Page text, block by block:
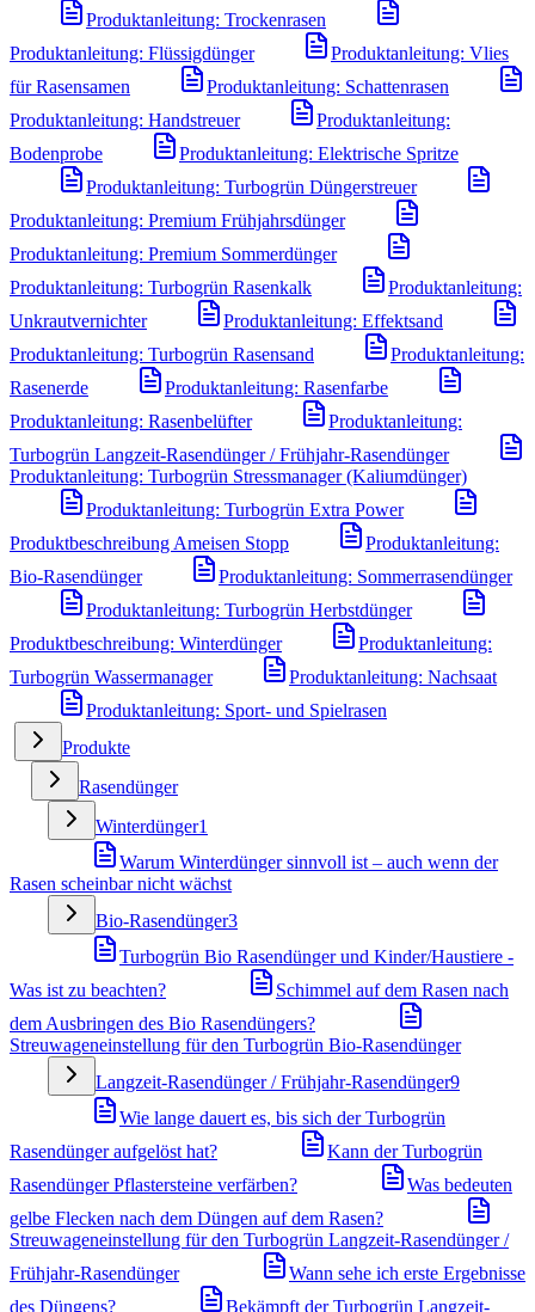
Produktanleitung: Trockenrasen
Produktanleitung: Flüssigdünger
Produktanleitung: Vlies
für Rasensamen
Produktanleitung: Schattenrasen
Produktanleitung: Handstreuer
Produktanleitung:
Bodenprobe
Produktanleitung: Elektrische Spritze
Produktanleitung: Turbogrün Düngerstreuer
Produktanleitung: Premium Frühjahrsdünger
Produktanleitung: Premium Sommerdünger
Produktanleitung: Turbogrün Rasenkalk
Produktanleitung:
Unkrautvernichter
Produktanleitung: Effektsand
Produktanleitung: Turbogrün Rasensand
Produktanleitung:
Rasenerde
Produktanleitung: Rasenfarbe
Produktanleitung: Rasenbelüfter
Produktanleitung:
Turbogrün Langzeit-Rasendünger / Frühjahr-Rasendünger
Produktanleitung: Turbogrün Stressmanager (Kaliumdünger)
Produktanleitung: Turbogrün Extra Power
Produktbeschreibung Ameisen Stopp
Produktanleitung:
Bio-Rasendünger
Produktanleitung: Sommerrasendünger
Produktanleitung: Turbogrün Herbstdünger
Produktbeschreibung: Winterdünger
Produktanleitung:
Turbogrün Wassermanager
Produktanleitung: Nachsaat
Produktanleitung: Sport- und Spielrasen
Produkte
Rasendünger
Winterdünger1
Warum Winterdünger sinnvoll ist – auch wenn der
Rasen scheinbar nicht wächst
Bio-Rasendünger3
Turbogrün Bio Rasendünger und Kinder/Haustiere -
Was ist zu beachten?
Schimmel auf dem Rasen nach
dem Ausbringen des Bio Rasendüngers?
Streuwageneinstellung für den Turbogrün Bio-Rasendünger
Langzeit-Rasendünger / Frühjahr-Rasendünger9
Wie lange dauert es, bis sich der Turbogrün
Rasendünger aufgelöst hat?
Kann der Turbogrün
Rasendünger Pflastersteine verfärben?
Was bedeuten
gelbe Flecken nach dem Düngen auf dem Rasen?
Streuwageneinstellung für den Turbogrün Langzeit-Rasendünger /
Frühjahr-Rasendünger
Wann sehe ich erste Ergebnisse
des Düngens?
Bekämpft der Turbogrün Langzeit-